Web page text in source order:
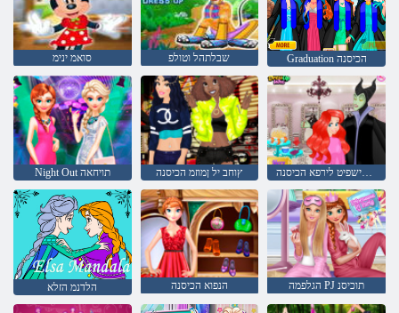
סואמ ינימ שבלתהל וטולפ Graduation הכיסנה
Night Out תויחאה ץוחב יל ןמוזמ הכיסנה רעיש ןולס םישפיט לירפא הכיסנה
הלדנמ הזלא הנפוא הכיסנה הגלפמה PJ תוכיסנ